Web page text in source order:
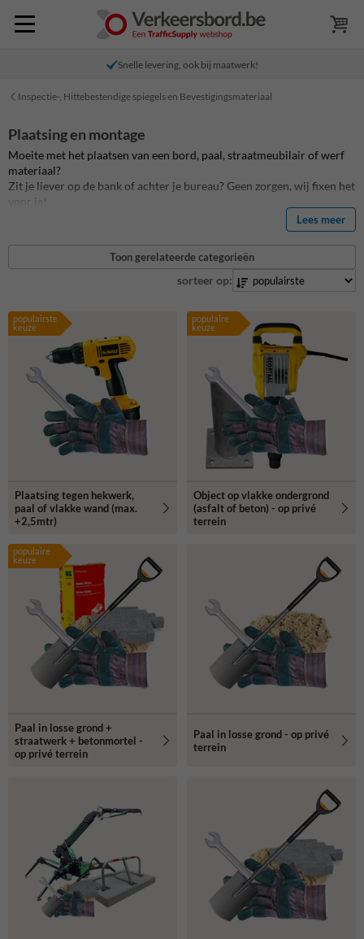
Snelle levering, ook bij maatwerk!
Inspectie-, Hittebestendige spiegels en Bevestigingsmateriaal
Plaatsing en montage
Moeite met het plaatsen van een bord, paal, straatmeubilair of werf
materiaal?
Zit je liever op de bank of achter je bureau? Geen zorgen, wij fixen het
voor je!
Onze installatie service is er voor álles wat wij aanbieden. Ja, je leest
het goed: van het kleinste paaltje tot het grootste straatmeubel, wij
regelen de plaatsing.
Waar dan ook, wanneer dan ook. Geen gedoe meer met gereedschap
of handleidingen. Wij zorgen dat alles perfect staat, zodat jij lekker
Kies voor het gemak van onze allesomvattende installatie service en
geniet zonder zorgen van je nieuwe aankoop!
Lees meer
Toon gerelateerde categorieën
sorteer op:
populairste
keuze
Plaatsing tegen hekwerk,
paal of vlakke wand (max.
+2,5mtr)
populaire
keuze
Object op vlakke ondergrond
(asfalt of beton) - op privé
terrein
populaire
keuze
Paal in losse grond +
straatwerk + betonmortel -
op privé terrein
Paal in losse grond - op privé
terrein